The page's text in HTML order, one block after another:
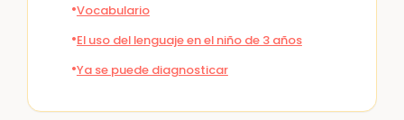
Vocabulario
El uso del lenguaje en el niño de 3 años
Ya se puede diagnosticar